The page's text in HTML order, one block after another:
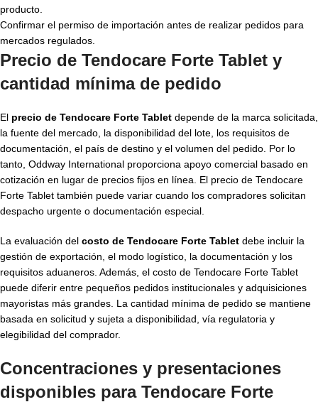
producto.
Confirmar el permiso de importación antes de realizar pedidos para
mercados regulados.
Precio de Tendocare Forte Tablet y
cantidad mínima de pedido
El precio de Tendocare Forte Tablet depende de la marca solicitada,
la fuente del mercado, la disponibilidad del lote, los requisitos de
documentación, el país de destino y el volumen del pedido. Por lo
tanto, Oddway International proporciona apoyo comercial basado en
cotización en lugar de precios fijos en línea. El precio de Tendocare
Forte Tablet también puede variar cuando los compradores solicitan
despacho urgente o documentación especial.
La evaluación del costo de Tendocare Forte Tablet debe incluir la
gestión de exportación, el modo logístico, la documentación y los
requisitos aduaneros. Además, el costo de Tendocare Forte Tablet
puede diferir entre pequeños pedidos institucionales y adquisiciones
mayoristas más grandes. La cantidad mínima de pedido se mantiene
basada en solicitud y sujeta a disponibilidad, vía regulatoria y
elegibilidad del comprador.
Concentraciones y presentaciones
disponibles para Tendocare Forte